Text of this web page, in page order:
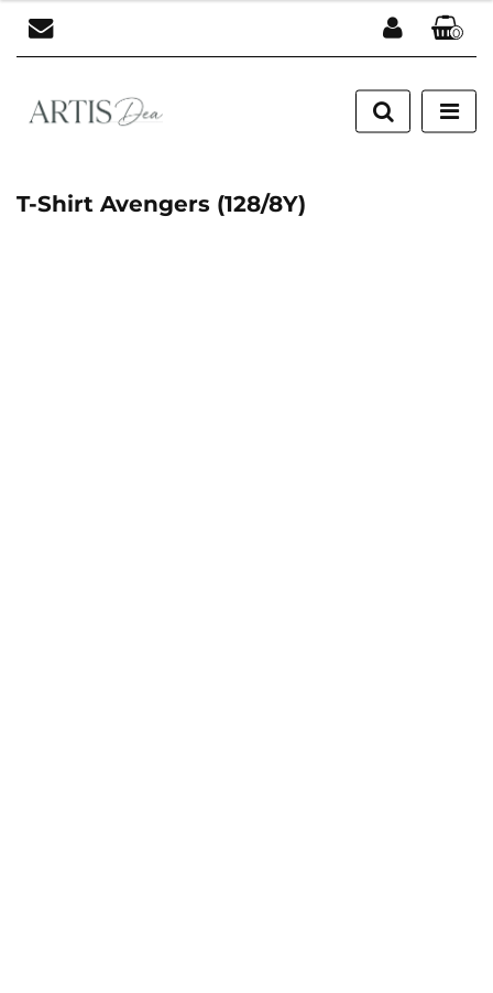
Zaloguj się
Zarejestruj się
0
T-Shirt Avengers (128/8Y)